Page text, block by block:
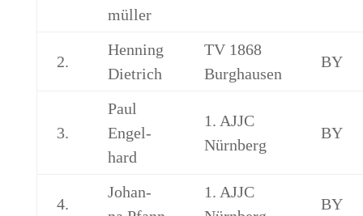
mül­ler
2.
Hen­ning
Dietrich
TV 1868
Burghausen
BY
3.
Paul
Engel­
hard
1. AJJC
Nürnberg
BY
4.
Johan­
1. AJJC
BY